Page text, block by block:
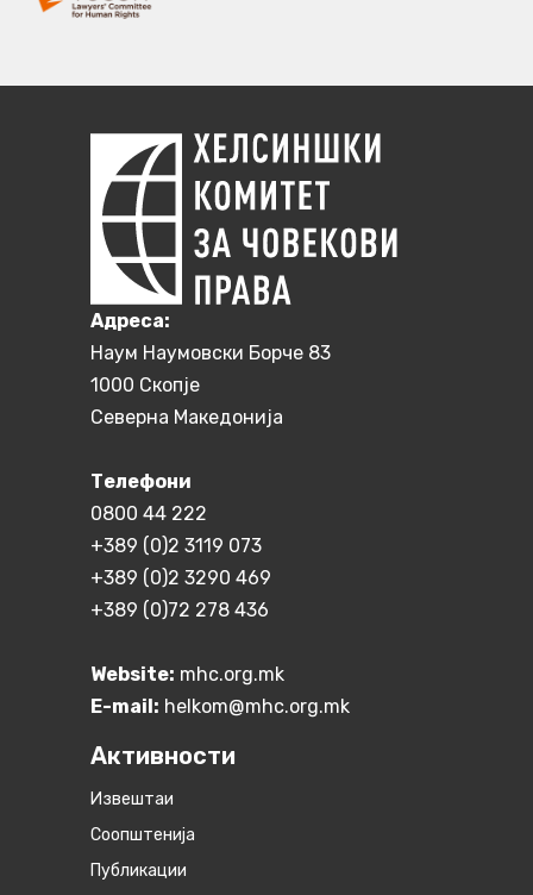
Aдреса:
Наум Наумовски Борче 83
1000 Скопје
Северна Македонија
Телефони
0800 44 222
+389 (0)2 3119 073
+389 (0)2 3290 469
+389 (0)72 278 436
Website: mhc.org.mk
E-mail: helkom@mhc.org.mk
Активности
Извештаи
Соопштенија
Публикации